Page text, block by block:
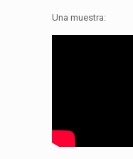
Una muestra: